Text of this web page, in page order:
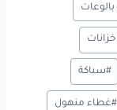
r
e
#سباكة
#غطاء منهول